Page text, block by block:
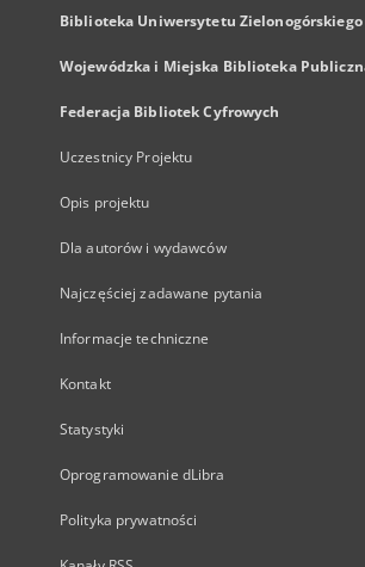
Biblioteka Uniwersytetu Zielonogórskiego
Wojewódzka i Miejska Biblioteka
Federacja Bibliotek Cyfrowych
Uczestnicy Projektu
Opis projektu
Dla autorów i wydawców
Najczęściej zadawane pytania
Informacje techniczne
Kontakt
Statystyki
Oprogramowanie dLibra
Polityka prywatności